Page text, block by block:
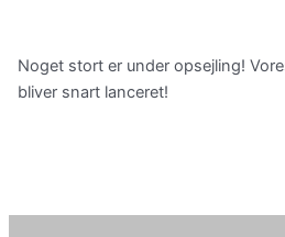
Noget stort er under opsejling!
bliver snart lanceret!